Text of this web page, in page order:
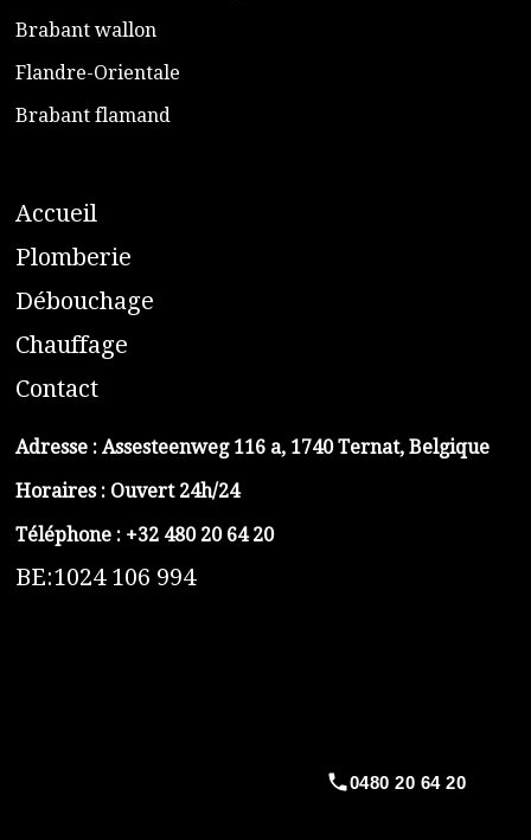
​Brabant wallon
​Flandre-Orientale
​Brabant flamand
Accueil
​Plomberie
Débouchage
Chauffage
Contact
Adresse : Assesteenweg 116 a, 1740 Ternat, Belgique
Horaires : Ouvert 24h/24
Téléphone : +32 480 20 64 20
BE:1024 106 994
0480 20 64 20